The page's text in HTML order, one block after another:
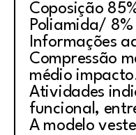
Coposição
Poliamida/
Informações
Compressão
médio
Atividades
funcional,
A modelo